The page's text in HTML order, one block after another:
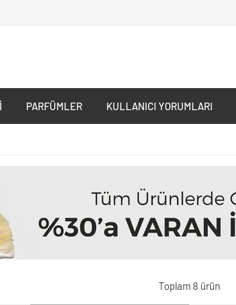
PARFÜMLER KULLANICI YORUMLARI
Toplam 8 ürün